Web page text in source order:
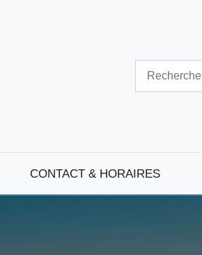
CONTACT & HORAIRES